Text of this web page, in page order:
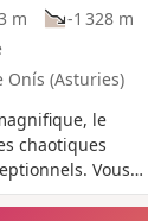
m
-1 328 m
Onís (Asturies)
le
chaotiques
Vous
chamois, des